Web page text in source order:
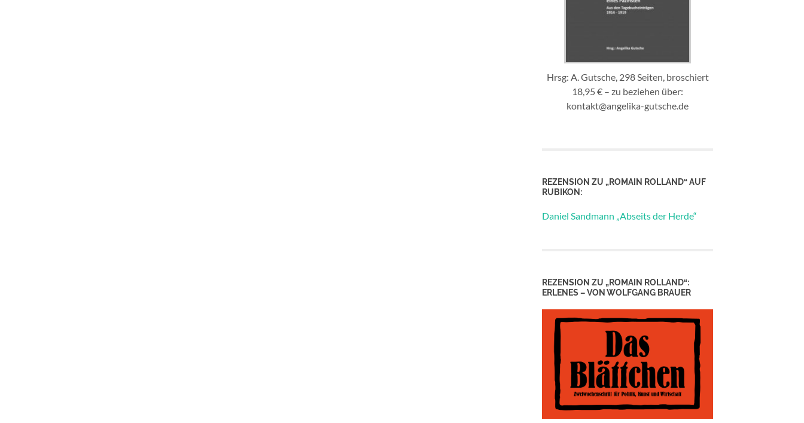
Hrsg: A. Gutsche, 298 Seiten, broschiert
18,95 € – zu beziehen über:
kontakt@angelika-gutsche.de
REZENSION ZU „ROMAIN ROLLAND“ AUF
RUBIKON:
Daniel Sandmann „Abseits der Herde“
REZENSION ZU „ROMAIN ROLLAND“:
ERLENES – VON WOLFGANG BRAUER